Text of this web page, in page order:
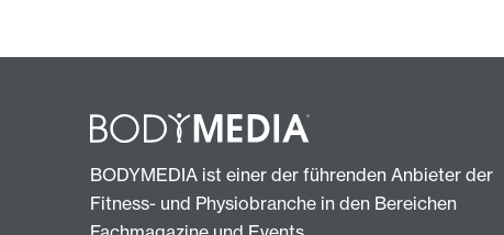
BODYMEDIA ist einer der führenden Anbieter der
Fitness- und Physiobranche in den Bereichen